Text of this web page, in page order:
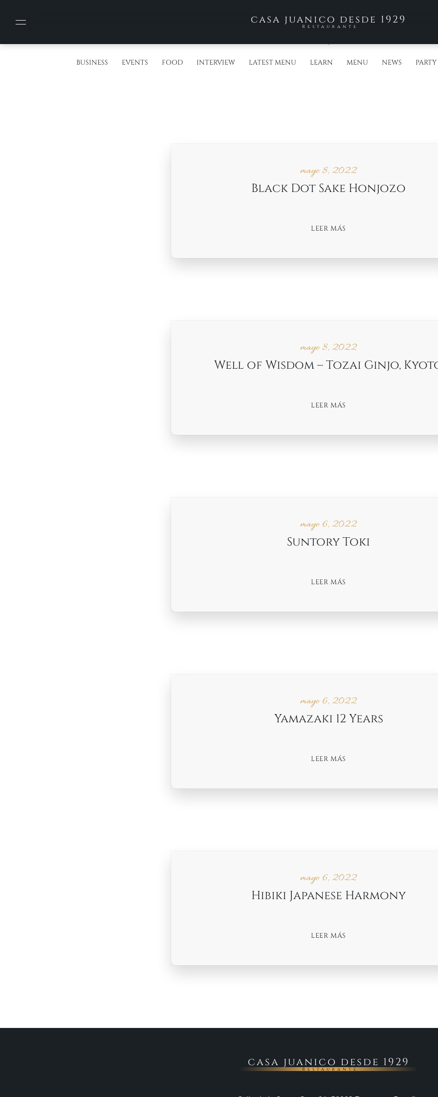
casa juanico desde 1929
Restaurante
BUSINESS EVENTS FOOD INTERVIEW LATEST MENU LEARN MENU NEWS PARTY
mayo 8, 2022
Black Dot Sake Honjozo
LEER MÁS
mayo 8, 2022
Well of Wisdom – Tozai Ginjo,
LEER MÁS
mayo 6, 2022
Suntory Toki
LEER MÁS
mayo 6, 2022
Yamazaki 12 Years
LEER MÁS
mayo 6, 2022
Hibiki Japanese Harmony
LEER MÁS
casa juanico desde 1929
Restaurante